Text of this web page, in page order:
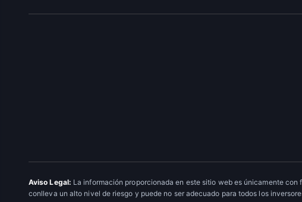
Aviso Legal: La información proporcionada en este sitio web es únicamente
conlleva un alto nivel de riesgo y puede no ser adecuado para todos los